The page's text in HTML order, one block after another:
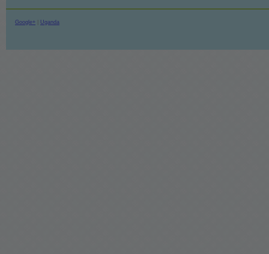
Google+ Uganda